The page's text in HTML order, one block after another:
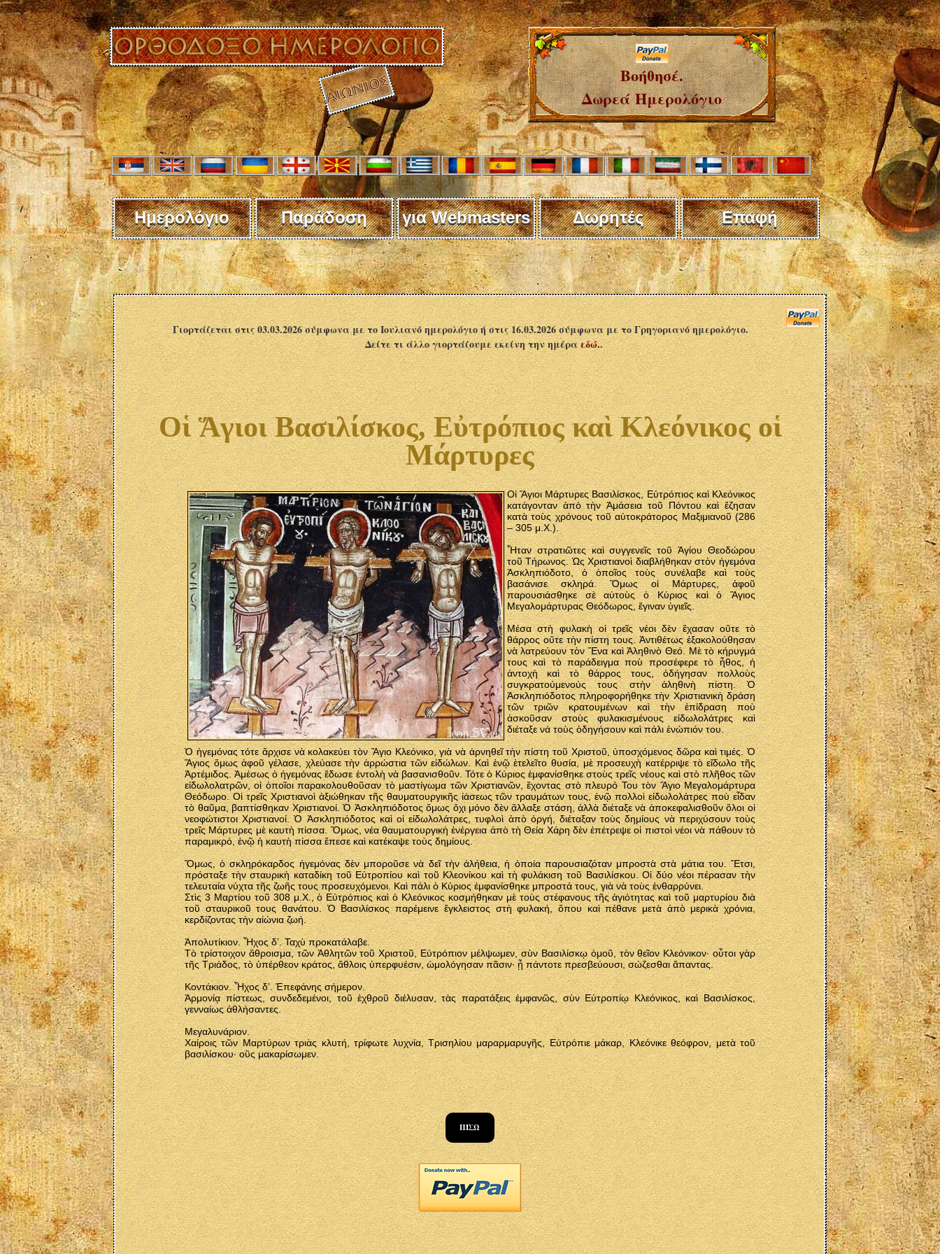
Βοήθησέ.
Δωρεά Ημερολόγιο
Ημερολόγιο Παράδοση για Webmasters Δωρητές Επαφή
Γιορτάζεται στις 03.03.2026 σύμφωνα με το Ιουλιανό ημερολόγιο ή στις 16.03.2026 σύμφωνα με το Γρηγοριανό ημερολόγιο.
Δείτε τι άλλο γιορτάζουμε εκείνη την ημέραεδώ..
Οἱ Ἅγιοι Βασιλίσκος, Εὐτρόπιος καὶ Κλεόνικος οἱ
Μάρτυρες
Οἱ Ἅγιοι Μάρτυρες Βασιλίσκος, Εὐτρόπιος καὶ Κλεόνικος
κατάγονταν ἀπὸ τὴν Ἀμάσεια τοῦ Πόντου καὶ ἔζησαν
κατὰ τοὺς χρόνους τοῦ αὐτοκράτορος Μαξιμιανοῦ (286
– 305 μ.Χ.).
Ἦταν στρατιῶτες καὶ συγγενεῖς τοῦ Ἁγίου Θεοδώρου
τοῦ Τήρωνος. Ὡς Χριστιανοὶ διαβλήθηκαν στὸν ἡγεμόνα
Ἀσκληπιόδοτο, ὁ ὁποῖος τοὺς συνέλαβε καὶ τοὺς
βασάνισε σκληρά. Ὅμως οἱ Μάρτυρες, ἀφοῦ
παρουσιάσθηκε σὲ αὐτοὺς ὁ Κύριος καὶ ὁ Ἅγιος
Μεγαλομάρτυρας Θεόδωρος, ἔγιναν ὑγιεῖς.
Μέσα στὴ φυλακὴ οἱ τρεῖς νέοι δὲν ἔχασαν οὔτε τὸ
θάρρος οὔτε τὴν πίστη τους. Ἀντιθέτως ἐξακολούθησαν
νὰ λατρεύουν τὸν Ἕνα καὶ Ἀληθινὸ Θεό. Μὲ τὸ κήρυγμά
τους καὶ τὸ παράδειγμα ποὺ προσέφερε τὸ ἦθος, ἡ
ἀντοχὴ καὶ τὸ θάρρος τους, ὁδήγησαν πολλοὺς
συγκρατούμενούς τους στὴν ἀληθινὴ πίστη. Ὁ
Ἀσκληπιόδοτος πληροφορήθηκε τὴν Χριστιανικὴ δράση
τῶν τριῶν κρατουμένων καὶ τὴν ἐπίδραση ποὺ
ἀσκοῦσαν στοὺς φυλακισμένους εἰδωλολάτρες καὶ
διέταξε νά τοὺς ὁδηγήσουν καὶ πάλι ἐνώπιόν του.
Ὁ ἡγεμόνας τότε ἄρχισε νὰ κολακεύει τὸν Ἅγιο Κλεόνικο, γιὰ νὰ ἀρνηθεῖ τὴν πίστη τοῦ Χριστοῦ, ὑποσχόμενος δῶρα καὶ τιμές. Ὁ
Ἅγιος ὅμως ἀφοῦ γέλασε, χλεύασε τὴν ἀρρώστια τῶν εἰδώλων. Καὶ ἐνῷ ἐτελεῖτο θυσία, μὲ προσευχὴ κατέρριψε τὸ εἴδωλο τῆς
Ἀρτέμιδος. Ἀμέσως ὁ ἡγεμόνας ἔδωσε ἐντολὴ νὰ βασανισθοῦν. Τότε ὁ Κύριος ἐμφανίσθηκε στοὺς τρεῖς νέους καὶ στὸ πλῆθος τῶν
εἰδωλολατρῶν, οἱ ὁποῖοι παρακολουθοῦσαν τὸ μαστίγωμα τῶν Χριστιανῶν, ἔχοντας στὸ πλευρό Του τὸν Ἅγιο Μεγαλομάρτυρα
Θεόδωρο. Οἱ τρεῖς Χριστιανοὶ ἀξιώθηκαν τῆς θαυματουργικῆς ἰάσεως τῶν τραυμάτων τους, ἐνῷ πολλοὶ εἰδωλολάτρες ποὺ εἶδαν
τὸ θαῦμα, βαπτίσθηκαν Χριστιανοί. Ὁ Ἀσκληπιόδοτος ὅμως ὄχι μόνο δὲν ἄλλαξε στάση, ἀλλὰ διέταξε νὰ ἀποκεφαλισθοῦν ὅλοι οἱ
νεοφώτιστοι Χριστιανοί. Ὁ Ἀσκληπιόδοτος καὶ οἱ εἰδωλολάτρες, τυφλοὶ ἀπὸ ὀργή, διέταξαν τοὺς δημίους νὰ περιχύσουν τοὺς
τρεῖς Μάρτυρες μὲ καυτὴ πίσσα. Ὅμως, νέα θαυματουργικὴ ἐνέργεια ἀπὸ τὴ Θεία Χάρη δὲν ἐπέτρεψε οἱ πιστοὶ νέοι νὰ πάθουν τὸ
παραμικρό, ἐνῷ ἡ καυτὴ πίσσα ἔπεσε καὶ κατέκαψε τοὺς δημίους.
Ὅμως, ὁ σκληρόκαρδος ἡγεμόνας δὲν μποροῦσε νὰ δεῖ τὴν ἀλήθεια, ἡ ὁποία παρουσιαζόταν μπροστὰ στὰ μάτια του. Ἔτσι,
πρόσταξε τὴν σταυρικὴ καταδίκη τοῦ Εὐτροπίου καὶ τοῦ Κλεονίκου καὶ τὴ φυλάκιση τοῦ Βασιλίσκου. Οἱ δύο νέοι πέρασαν τὴν
τελευταία νύχτα τῆς ζωῆς τους προσευχόμενοι. Καὶ πάλι ὁ Κύριος ἐμφανίσθηκε μπροστά τους, γιὰ νὰ τοὺς ἐνθαρρύνει.
Στὶς 3 Μαρτίου τοῦ 308 μ.Χ., ὁ Εὐτρόπιος καὶ ὁ Κλεόνικος κοσμήθηκαν μὲ τοὺς στέφανους τῆς ἁγιότητας καὶ τοῦ μαρτυρίου διὰ
τοῦ σταυρικοῦ τους θανάτου. Ὁ Βασιλίσκος παρέμεινε ἔγκλειστος στὴ φυλακή, ὅπου καὶ πέθανε μετὰ ἀπὸ μερικὰ χρόνια,
κερδίζοντας τὴν αἰώνια ζωή.
Ἀπολυτίκιον. Ἦχος δ’. Ταχὺ προκατάλαβε.
Τὸ τρίστοιχον ἄθροισμα, τῶν Ἀθλητῶν τοῦ Χριστοῦ, Εὐτρόπιον μέλψωμεν, σὺν Βασιλίσκῳ ὁμοῦ, τὸν θεῖον Κλεόνικον· οὗτοι γὰρ
τῆς Τριάδος, τὸ ὑπέρθεον κράτος, ἄθλοις ὑπερφυέσιν, ὡμολόγησαν πᾶσιν· ᾗ πάντοτε πρεσβεύουσι, σώζεσθαι ἅπαντας.
Κοντάκιον. Ἦχος δ’. Ἐπεφάνης σήμερον.
Ἀρμονίᾳ πίστεως, συνδεδεμένοι, τοῦ ἐχθροῦ διέλυσαν, τὰς παρατάξεις ἐμφανῶς, σὺν Εὐτροπίῳ Κλεόνικος, καὶ Βασιλίσκος,
γενναίως ἀθλήσαντες.
Μεγαλυνάριον.
Χαίροις τῶν Μαρτύρων τριὰς κλυτή, τρίφωτε λυχνία, Τρισηλίου μαραρμαρυγῆς, Εὐτρόπιε μάκαρ, Κλεόνικε θεόφρον, μετὰ τοῦ
βασιλίσκου· οὓς μακαρίσωμεν.
ΠΊΣΩ